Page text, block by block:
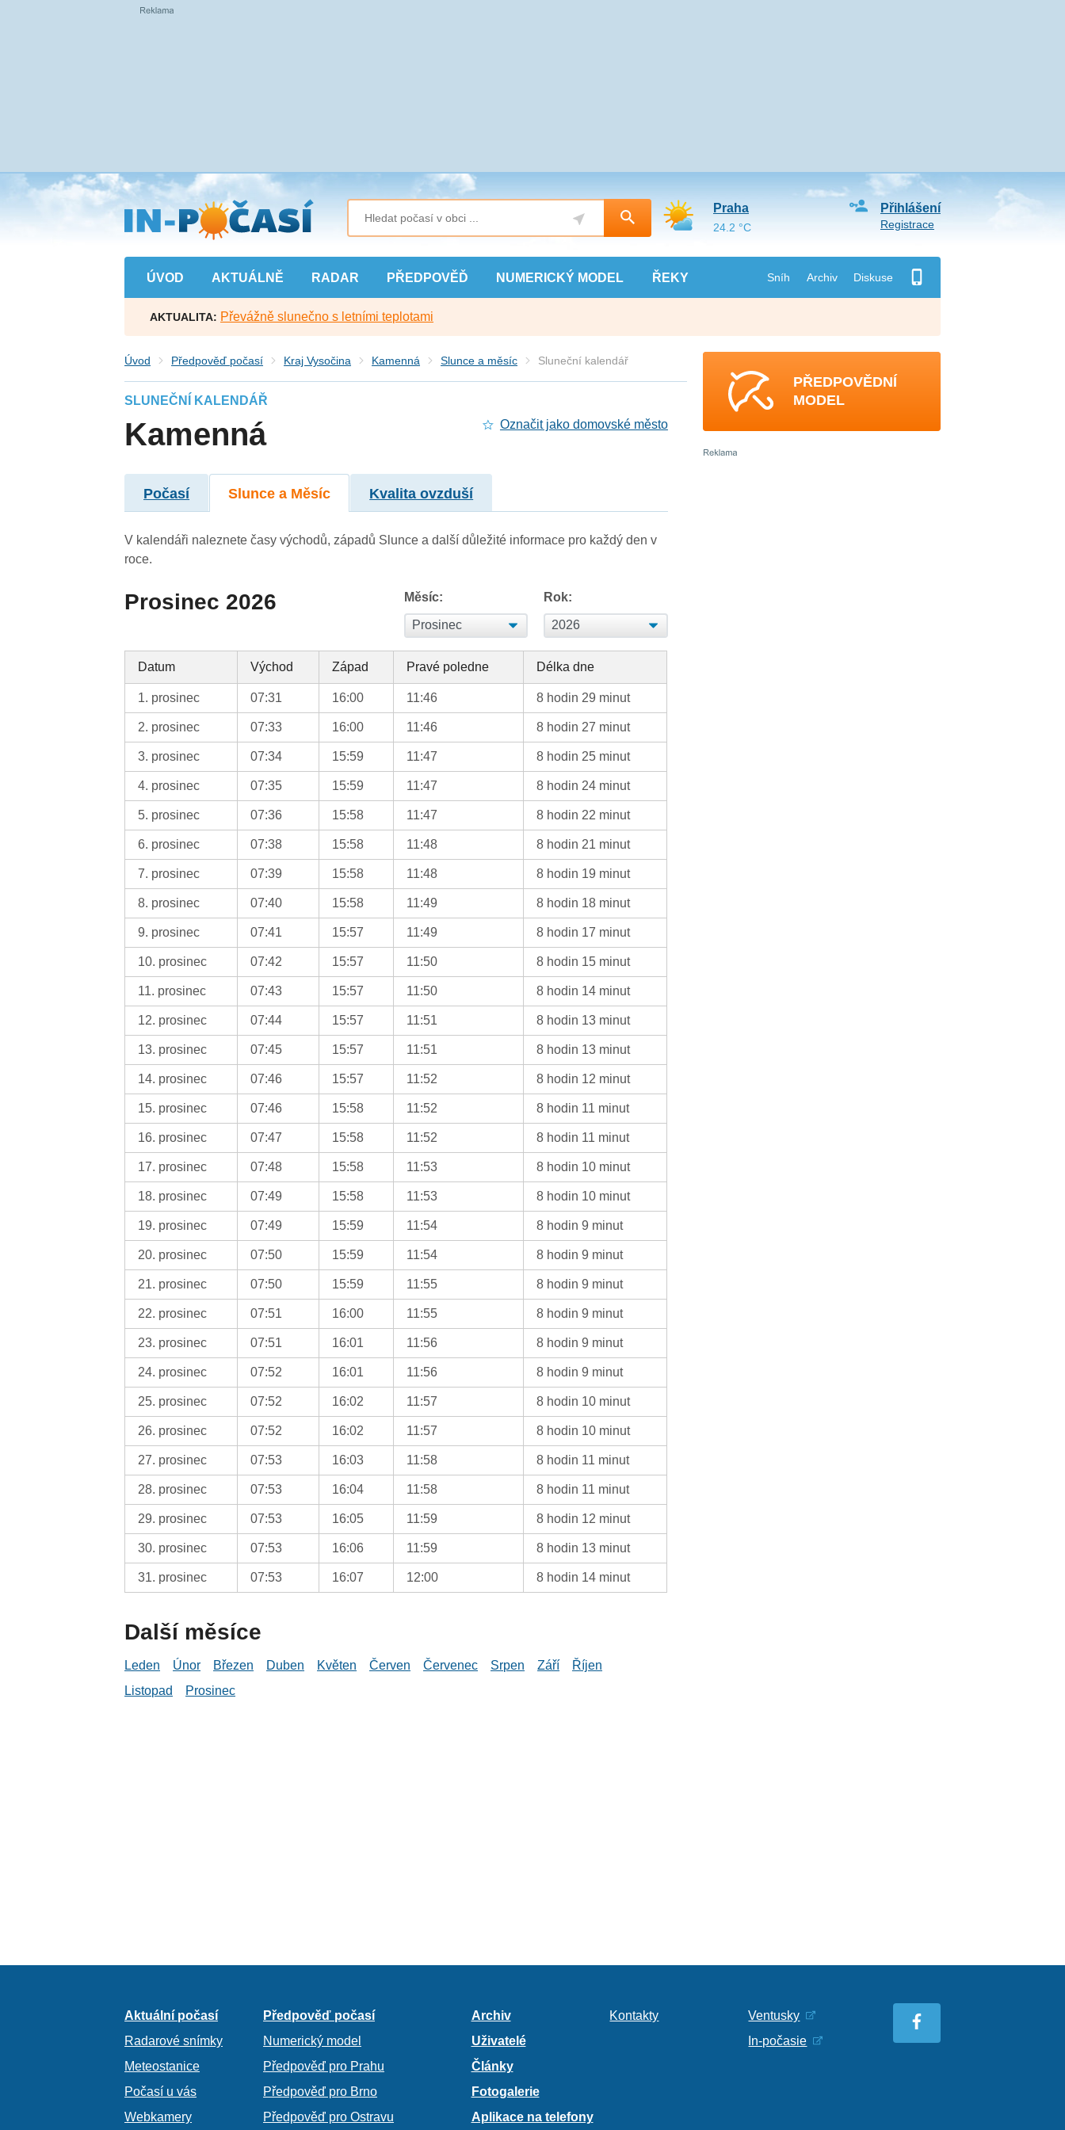
Přejít
na
hlavní
obsah
ÚVOD AKTUÁLNĚ RADAR PŘEDPOVĚĎ NUMERICKÝ MODEL ŘEKY Sníh Archiv Diskuse
Přihlášení
Registrace
Praha
24.2 °C
AKTUALITA: Převážně slunečno s letními teplotami
Úvod Předpověď počasí Kraj Vysočina Kamenná Slunce a měsíc Sluneční kalendář
SLUNEČNÍ KALENDÁŘ
Kamenná Označit jako domovské město
Počasí Slunce a Měsíc Kvalita ovzduší
V kalendáři naleznete časy východů, západů Slunce a další důležité informace pro každý den v
roce.
Prosinec 2026 Měsíc: Rok:
Datum Východ Západ Pravé poledne Délka dne
1. prosinec 07:31 16:00 11:46 8 hodin 29 minut
2. prosinec 07:33 16:00 11:46 8 hodin 27 minut
3. prosinec 07:34 15:59 11:47 8 hodin 25 minut
4. prosinec 07:35 15:59 11:47 8 hodin 24 minut
5. prosinec 07:36 15:58 11:47 8 hodin 22 minut
6. prosinec 07:38 15:58 11:48 8 hodin 21 minut
7. prosinec 07:39 15:58 11:48 8 hodin 19 minut
8. prosinec 07:40 15:58 11:49 8 hodin 18 minut
9. prosinec 07:41 15:57 11:49 8 hodin 17 minut
10. prosinec 07:42 15:57 11:50 8 hodin 15 minut
11. prosinec 07:43 15:57 11:50 8 hodin 14 minut
12. prosinec 07:44 15:57 11:51 8 hodin 13 minut
13. prosinec 07:45 15:57 11:51 8 hodin 13 minut
14. prosinec 07:46 15:57 11:52 8 hodin 12 minut
15. prosinec 07:46 15:58 11:52 8 hodin 11 minut
16. prosinec 07:47 15:58 11:52 8 hodin 11 minut
17. prosinec 07:48 15:58 11:53 8 hodin 10 minut
18. prosinec 07:49 15:58 11:53 8 hodin 10 minut
19. prosinec 07:49 15:59 11:54 8 hodin 9 minut
20. prosinec 07:50 15:59 11:54 8 hodin 9 minut
21. prosinec 07:50 15:59 11:55 8 hodin 9 minut
22. prosinec 07:51 16:00 11:55 8 hodin 9 minut
23. prosinec 07:51 16:01 11:56 8 hodin 9 minut
24. prosinec 07:52 16:01 11:56 8 hodin 9 minut
25. prosinec 07:52 16:02 11:57 8 hodin 10 minut
26. prosinec 07:52 16:02 11:57 8 hodin 10 minut
27. prosinec 07:53 16:03 11:58 8 hodin 11 minut
28. prosinec 07:53 16:04 11:58 8 hodin 11 minut
29. prosinec 07:53 16:05 11:59 8 hodin 12 minut
30. prosinec 07:53 16:06 11:59 8 hodin 13 minut
31. prosinec 07:53 16:07 12:00 8 hodin 14 minut
Další měsíce
Leden Únor Březen Duben Květen Červen Červenec Srpen Září
Říjen
Listopad
Prosinec
PŘEDPOVĚDNÍ
MODEL
Aktuální počasí
Radarové snímky
Meteostanice
Počasí u vás
Webkamery
Předpověď počasí
Numerický model
Předpověď pro Prahu
Předpověď pro Brno
Předpověď pro Ostravu
Archiv
Uživatelé
Články
Fotogalerie
Aplikace na telefony
Kontakty
Ventusky
In-počasie